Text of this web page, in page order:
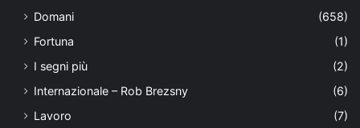
Domani
(658)
Fortuna
(1)
I segni più
(2)
Internazionale – Rob Brezsny
(6)
Lavoro
(7)